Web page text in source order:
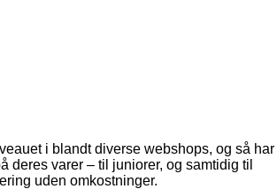
i blandt diverse webshops, og så har
varer – til juniorer, og samtidig til
uden omkostninger.